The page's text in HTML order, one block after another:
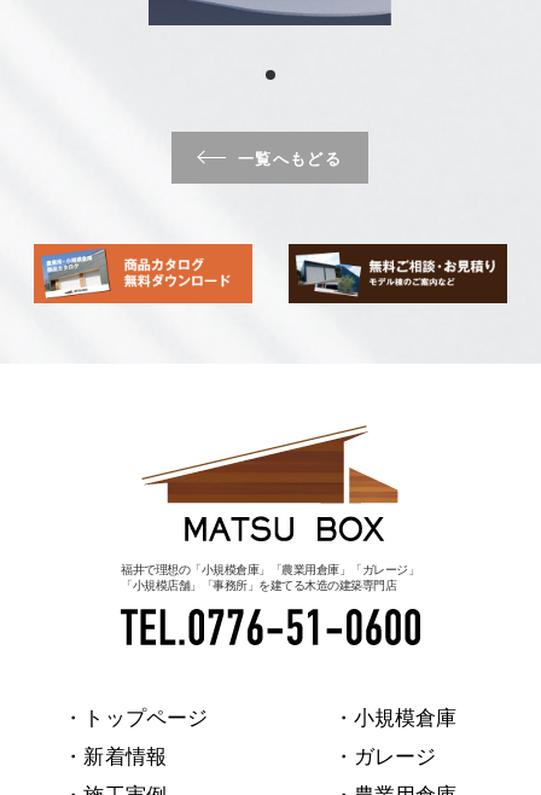
一覧へもどる
福井で理想の「小規模倉庫」「農業用倉庫」「ガレージ」
「小規模店舗」「事務所」を建てる木造の建築専門店
・トップページ
・新着情報
・小規模倉庫
・ガレージ